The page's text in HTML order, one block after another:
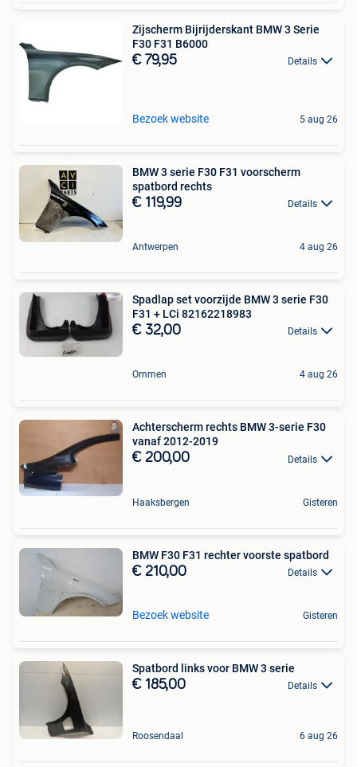
Zijscherm Bijrijderskant BMW 3 Serie
F30 F31 B6000
€ 79,95 Details
Bezoek website 5 aug 26
BMW 3 serie F30 F31 voorscherm
spatbord rechts
€ 119,99 Details
Antwerpen 4 aug 26
Spadlap set voorzijde BMW 3 serie F30
F31 + LCi 82162218983
€ 32,00 Details
Ommen 4 aug 26
Achterscherm rechts BMW 3-serie F30
vanaf 2012-2019
€ 200,00 Details
Haaksbergen Gisteren
BMW F30 F31 rechter voorste spatbord
€ 210,00 Details
Bezoek website Gisteren
Spatbord links voor BMW 3 serie
€ 185,00 Details
Roosendaal 6 aug 26